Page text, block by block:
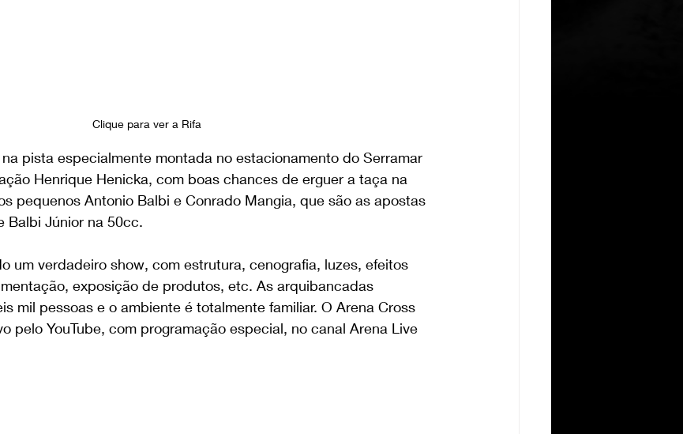
Clique para ver a Rifa
pista especialmente montada no estacionamento do Serramar
Henrique Henicka, com boas chances de erguer a taça na
pequenos Antonio Balbi e Conrado Mangia, que são as apostas
Balbi Júnior na 50cc.
um verdadeiro show, com estrutura, cenografia, luzes, efeitos
exposição de produtos, etc. As arquibancadas
mil pessoas e o ambiente é totalmente familiar. O Arena Cross
pelo YouTube, com programação especial, no canal Arena Live